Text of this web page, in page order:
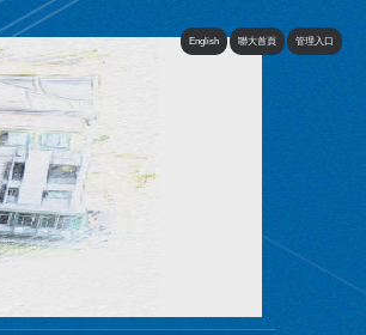
English 聯大首頁 管理入口